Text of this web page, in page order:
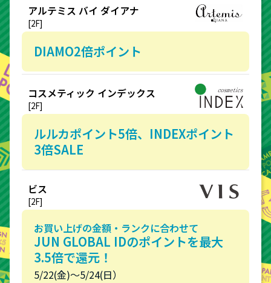
アルテミス バイ ダイアナ
[2F]
DIAMO2倍ポイント
コスメティック インデックス
[2F]
ルルカポイント5倍、INDEXポイント
3倍SALE
ビス
[2F]
お買い上げの金額・ランクに合わせて
JUN GLOBAL IDのポイントを最大
3.5倍で還元！
5/22(金)～5/24(日）